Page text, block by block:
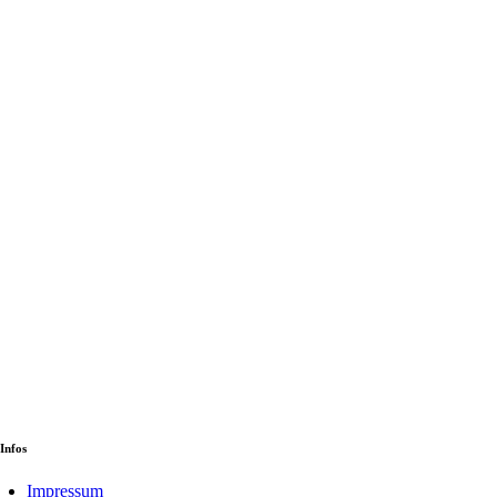
Infos
Impressum